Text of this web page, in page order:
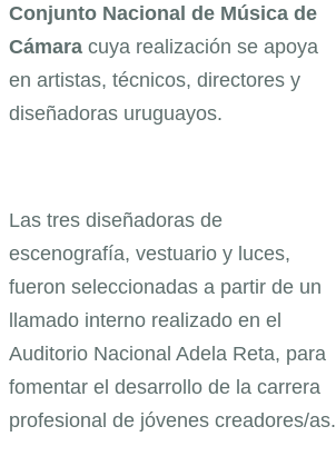
Conjunto Nacional de Música de
Cámara cuya realización se apoya
en artistas, técnicos, directores y
diseñadoras uruguayos.
Las tres diseñadoras de
escenografía, vestuario y luces,
fueron seleccionadas a partir de un
llamado interno realizado en el
Auditorio Nacional Adela Reta, para
fomentar el desarrollo de la carrera
profesional de jóvenes creadores/as.